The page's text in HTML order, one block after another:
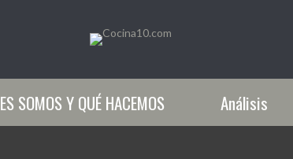
SOMOS Y QUÉ HACEMOS Análisis